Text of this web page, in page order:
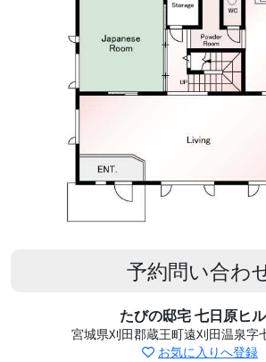
予約問い合わ
たびの邸宅 七日原ヒ
宮城県刈田郡蔵王町遠刈田温泉字
お気に入りへ登録